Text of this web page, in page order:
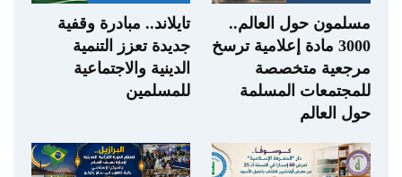
مسلمون حول العالم..
3000 مادة إعلامية ترسخ
مرجعية متخصصة
للمجتمعات المسلمة
حول العالم
تايلاند.. مبادرة وقفية
جديدة تعزز التنمية
الدينية والاجتماعية
للمسلمين